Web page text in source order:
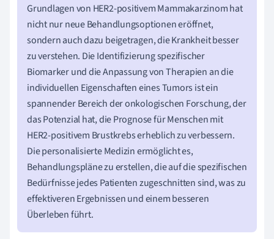
Grundlagen von HER2-positivem Mammakarzinom hat
nicht nur neue Behandlungsoptionen eröffnet,
sondern auch dazu beigetragen, die Krankheit besser
zu verstehen. Die Identifizierung spezifischer
Biomarker und die Anpassung von Therapien an die
individuellen Eigenschaften eines Tumors ist ein
spannender Bereich der onkologischen Forschung, der
das Potenzial hat, die Prognose für Menschen mit
HER2-positivem Brustkrebs erheblich zu verbessern.
Die personalisierte Medizin ermöglicht es,
Behandlungspläne zu erstellen, die auf die spezifischen
Bedürfnisse jedes Patienten zugeschnitten sind, was zu
effektiveren Ergebnissen und einem besseren
Überleben führt.